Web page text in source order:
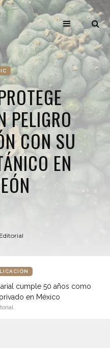
PELIGRO
CON SU
EN
Editorial
cumple 50 años como
en México